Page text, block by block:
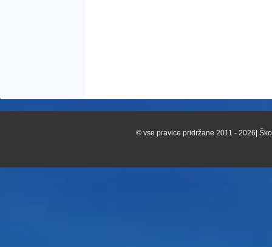
© vse pravice pridržane 2011 - 2026|